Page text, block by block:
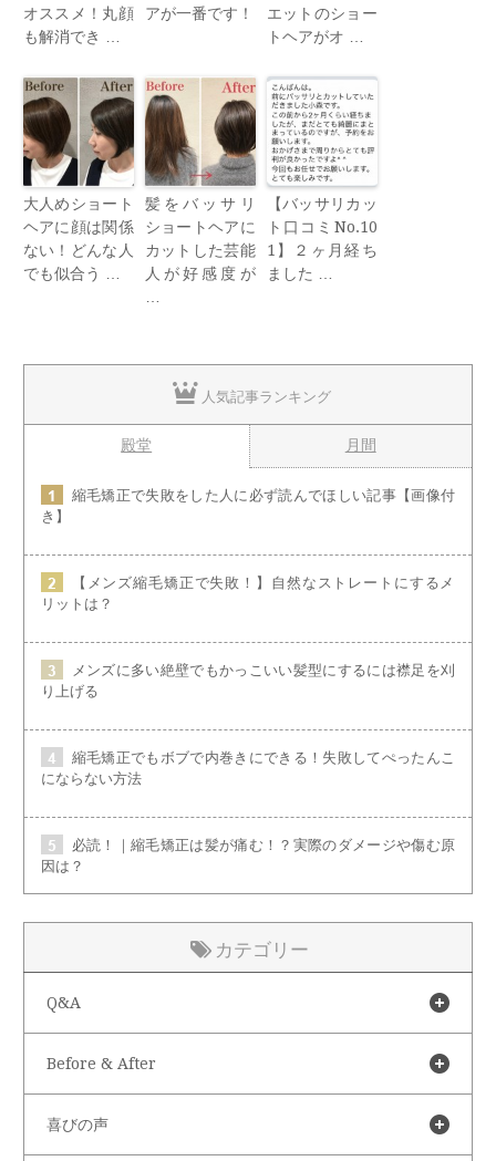
オススメ！丸顔
も解消でき …
アが一番です！
エットのショー
トヘアがオ …
大人めショート
ヘアに顔は関係
ない！どんな人
でも似合う …
髪をバッサリ
ショートヘアに
カットした芸能
人が好感度が
【バッサリカッ
ト口コミNo.10
1】２ヶ月経ち
ました …
人気記事ランキング
殿堂 月間
縮毛矯正で失敗をした人に必ず読んでほしい記事【画像付
き】
【メンズ縮毛矯正で失敗！】自然なストレートにするメ
リットは？
メンズに多い絶壁でもかっこいい髪型にするには襟足を刈
り上げる
縮毛矯正でもボブで内巻きにできる！失敗してぺったんこ
にならない方法
必読！｜縮毛矯正は髪が痛む！？実際のダメージや傷む原
因は？
カテゴリー
Q&A
Before & After
喜びの声